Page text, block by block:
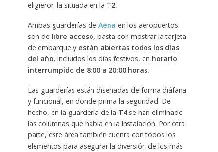
eligieron la situada en la T2.
Ambas guarderías de Aena en los aeropuertos
son de libre acceso, basta con mostrar la tarjeta
de embarque yestán abiertas todos los días
del año, incluidos los días festivos, en horario
interrumpido de 8:00 a 20:00 horas.
Las guarderías están diseñadas de forma diáfana
y funcional, en donde prima la seguridad. De
hecho, en la guardería de la T4 se han eliminado
las columnas que había en la instalación. Por otra
parte, este área también cuenta con todos los
elementos para asegurar la diversión de los más